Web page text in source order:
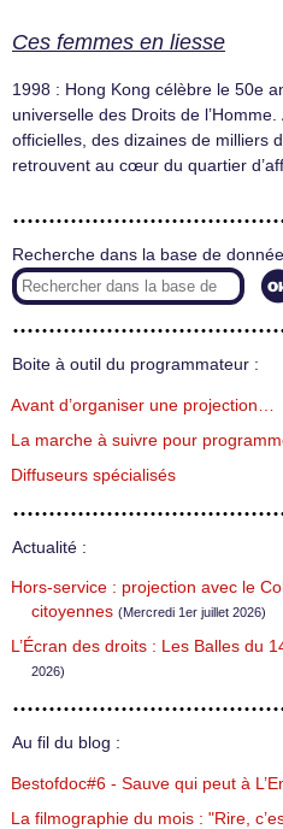
Ces femmes en liesse
1998 : Hong Kong célèbre le 50e
universelle des Droits de
officielles, des dizaines de milliers
retrouvent au cœur du quartier
Recherche dans la base de
Boite à outil du programmateur :
Avant d’organiser une projection…
La marche à suivre pour
Diffuseurs spécialisés
Actualité :
Hors-service : projection avec le
citoyennes (Mercredi 1er juillet 2026)
L’Écran des droits : Les Balles du
2026)
Au fil du blog :
Bestofdoc#6 - Sauve qui peut à
La filmographie du mois : "Rire,